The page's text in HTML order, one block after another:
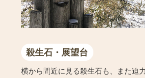
殺生石・展望台
横から間近に見る殺生石も、また迫